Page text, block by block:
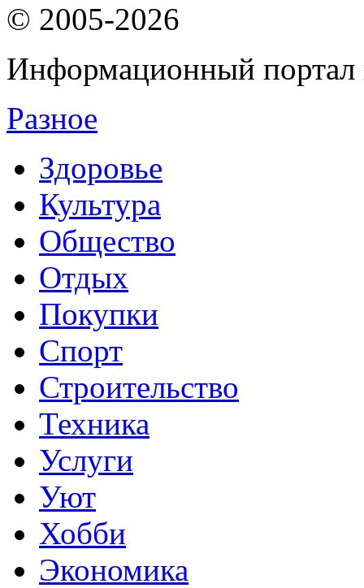
© 2005-2026
Информационный портал
Разное
Здоровье
Культура
Общество
Отдых
Покупки
Спорт
Строительство
Техника
Услуги
Уют
Хобби
Экономика